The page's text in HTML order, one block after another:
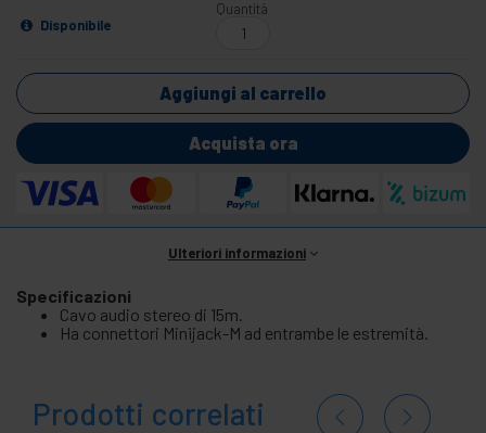
Disponibile
Quantità
Aggiungi al carrello
Acquista ora
Ulteriori informazioni
Specificazioni
Cavo audio stereo di 15m.
Ha connettori Minijack-M ad entrambe le estremità.
Prodotti correlati